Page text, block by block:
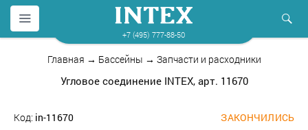
+7 (495) 777-88-50
Главная → Бассейны → Запчасти и расходники
Угловое соединение INTEX, арт. 11670
Код: in-11670 ЗАКОНЧИЛИСЬ